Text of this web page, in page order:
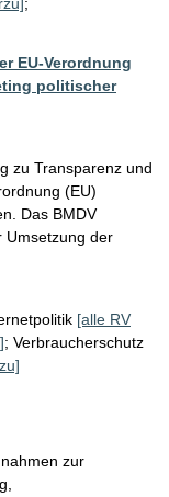
EU-Verordnung
politischer
zu Transparenz und
(EU)
Das BMDV
Umsetzung der
[alle RV
; Verbraucherschutz
zur